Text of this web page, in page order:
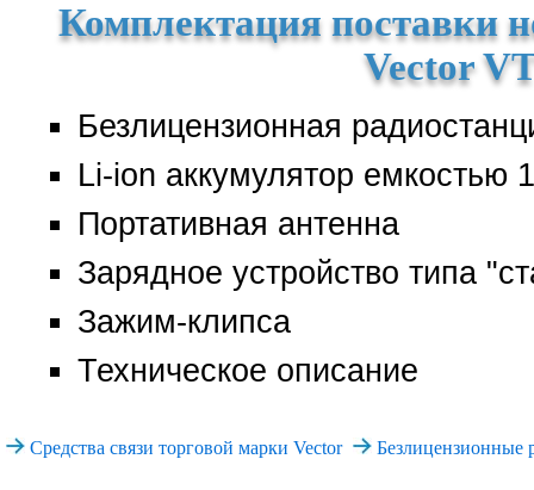
Комплектация поставки
Vector
Безлицензионная
Li-ion аккумулятор емкостью
Портативная антенна
Зарядное устройство типа
Зажим-клипса
Техническое описание
Средства связи торговой марки Vector Безлицензионные